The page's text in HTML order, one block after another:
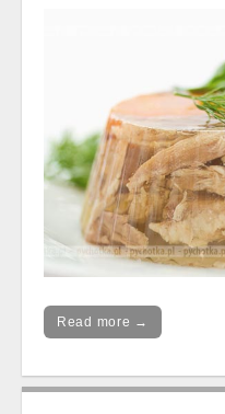
Read more →